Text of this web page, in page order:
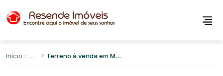
Início Terreno à venda em Morada da Colina